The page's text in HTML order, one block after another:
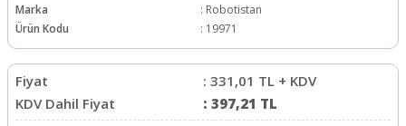
Marka : Robotistan
Ürün Kodu
: 19971
Fiyat : 331,01 TL + KDV
KDV Dahil Fiyat
: 397,21 TL